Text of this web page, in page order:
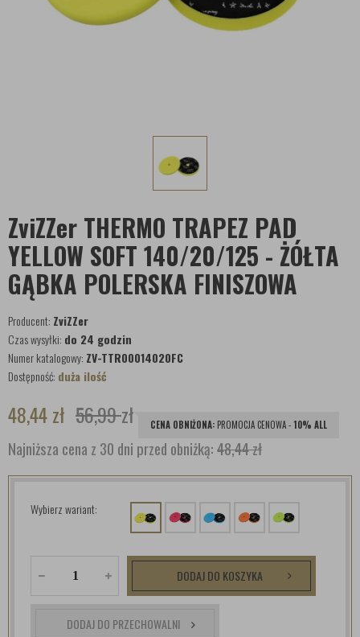
ZviZZer THERMO TRAPEZ PAD
YELLOW SOFT 140/20/125 - ŻÓŁTA
GĄBKA POLERSKA FINISZOWA
Producent: ZviZZer
Czas wysyłki: do 24 godzin
Numer katalogowy: ZV-TTR00014020FC
Dostępność: duża ilość
48,44zł 56,99zł CENA OBNIŻONA: PROMOCJA CENOWA -10% ALL
Najniższa cena z 30 dni przed obniżką:48,44 zł
Wybierz wariant:
DODAJ DO KOSZYKA
DODAJ DO PRZECHOWALNI